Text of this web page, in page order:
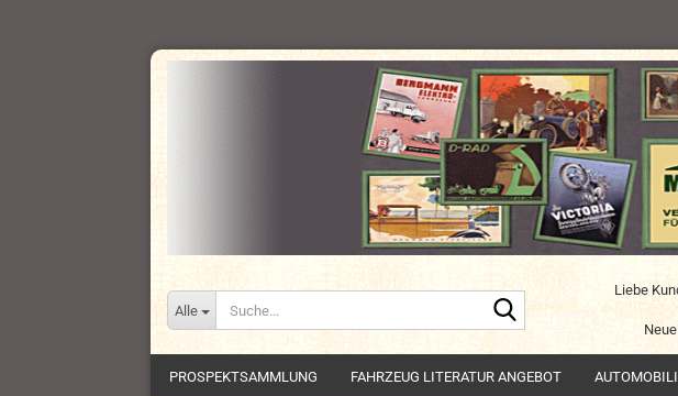
Alle
Suche...
Liebe
PROSPEKTSAMMLUNG FAHRZEUG LITERATUR ANGEBOT